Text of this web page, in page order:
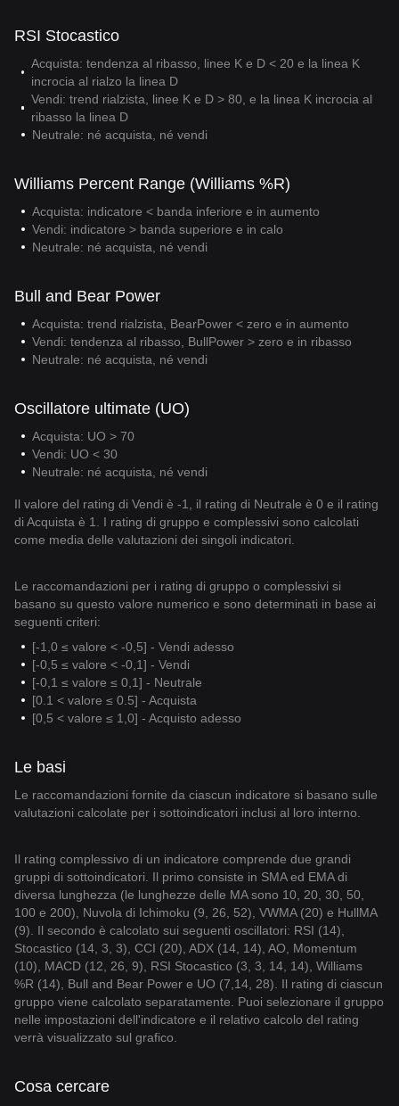
RSI Stocastico
Acquista: tendenza al ribasso, linee K e D < 20 e la linea K
incrocia al rialzo la linea D
Vendi: trend rialzista, linee K e D > 80, e la linea K incrocia al
ribasso la linea D
Neutrale: né acquista, né vendi
Williams Percent Range (Williams %R)
Acquista: indicatore < banda inferiore e in aumento
Vendi: indicatore > banda superiore e in calo
Neutrale: né acquista, né vendi
Bull and Bear Power
Acquista: trend rialzista, BearPower < zero e in aumento
Vendi: tendenza al ribasso, BullPower > zero e in ribasso
Neutrale: né acquista, né vendi
Oscillatore ultimate (UO)
Acquista: UO > 70
Vendi: UO < 30
Neutrale: né acquista, né vendi
Il valore del rating di Vendi è -1, il rating di Neutrale è 0 e il rating
di Acquista è 1. I rating di gruppo e complessivi sono calcolati
come media delle valutazioni dei singoli indicatori.
Le raccomandazioni per i rating di gruppo o complessivi si
basano su questo valore numerico e sono determinati in base ai
seguenti criteri:
[-1,0 ≤ valore < -0,5] - Vendi adesso
[-0,5 ≤ valore < -0,1] - Vendi
[-0,1 ≤ valore ≤ 0,1] - Neutrale
[0.1 < valore ≤ 0.5] - Acquista
[0,5 < valore ≤ 1,0] - Acquisto adesso
Le basi
Le raccomandazioni fornite da ciascun indicatore si basano sulle
valutazioni calcolate per i sottoindicatori inclusi al loro interno.
Il rating complessivo di un indicatore comprende due grandi
gruppi di sottoindicatori. Il primo consiste in SMA ed EMA di
diversa lunghezza (le lunghezze delle MA sono 10, 20, 30, 50,
100 e 200), Nuvola di Ichimoku (9, 26, 52), VWMA (20) e HullMA
(9). Il secondo è calcolato sui seguenti oscillatori: RSI (14),
Stocastico (14, 3, 3), CCI (20), ADX (14, 14), AO, Momentum
(10), MACD (12, 26, 9), RSI Stocastico (3, 3, 14, 14), Williams
%R (14), Bull and Bear Power e UO (7,14, 28). Il rating di ciascun
gruppo viene calcolato separatamente. Puoi selezionare il gruppo
nelle impostazioni dell'indicatore e il relativo calcolo del rating
verrà visualizzato sul grafico.
Cosa cercare